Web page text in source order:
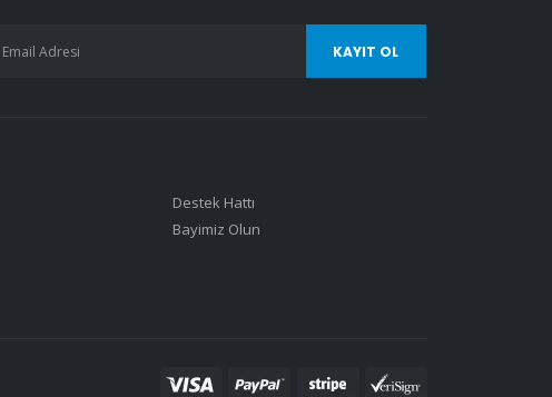
Destek Hattı
Bayimiz Olun